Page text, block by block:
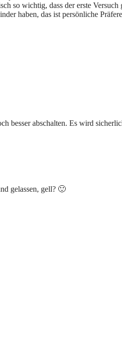
so wichtig, dass der erste
haben, das ist persönliche
besser abschalten. Es wird
gelassen, gell? 🙂